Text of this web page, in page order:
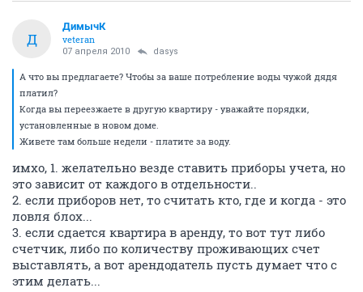
Д
ДимычК
veteran
07 апреля 2010 dasys
А что вы предлагаете? Чтобы за ваше потребление воды чужой дядя
платил?
Когда вы переезжаете в другую квартиру - уважайте порядки,
установленные в новом доме.
Живете там больше недели - платите за воду.
имхо, 1. желательно везде ставить приборы учета, но
это зависит от каждого в отдельности..
2. если приборов нет, то считать кто, где и когда - это
ловля блох...
3. если сдается квартира в аренду, то вот тут либо
счетчик, либо по количеству проживающих счет
выставлять, а вот арендодатель пусть думает что с
этим делать...